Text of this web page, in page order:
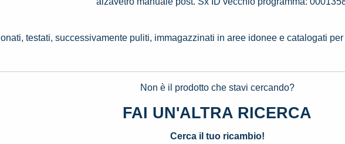
testati, successivamente puliti, immagazzinati in aree idonee e catalogati
Non è il prodotto che stavi cercando?
FAI UN'ALTRA RICERCA
Cerca il tuo ricambio!